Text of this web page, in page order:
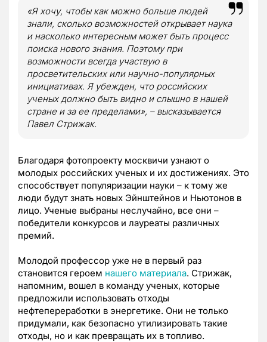
«Я хочу, чтобы как можно больше людей
знали, сколько возможностей открывает наука
и насколько интересным может быть процесс
поиска нового знания. Поэтому при
возможности всегда участвую в
просветительских или научно-популярных
инициативах. Я убежден, что российских
ученых должно быть видно и слышно в нашей
стране и за ее пределами», – высказывается
Павел Стрижак.
Благодаря фотопроекту москвичи узнают о
молодых российских ученых и их достижениях. Это
способствует популяризации науки – к тому же
люди будут знать новых Эйнштейнов и Ньютонов в
лицо. Ученые выбраны неслучайно, все они –
победители конкурсов и лауреаты различных
премий.
Молодой профессор уже не в первый раз
становится героем нашего материала. Стрижак,
напомним, вошел в команду ученых, которые
предложили использовать отходы
нефтепереработки в энергетике. Они не только
придумали, как безопасно утилизировать такие
отходы, но и как превращать их в топливо.